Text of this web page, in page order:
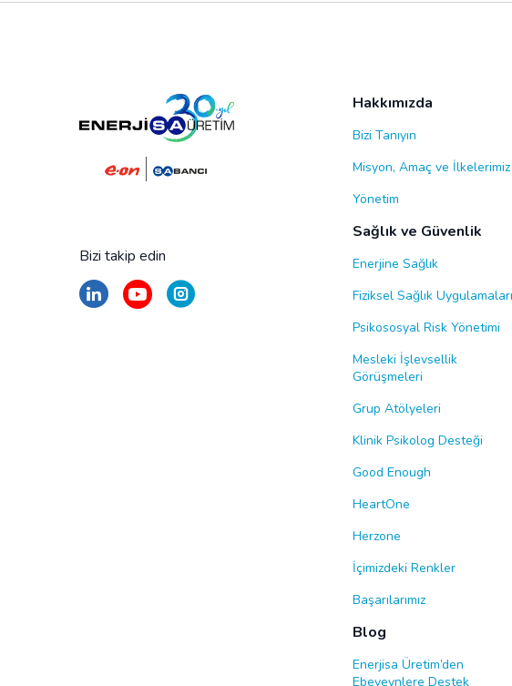
Bizi takip edin
Hakkımızda
Bizi Tanıyın
Misyon, Amaç ve İlkelerimiz
Yönetim
Sağlık ve Güvenlik
Enerjine Sağlık
Fiziksel Sağlık Uygulamaları
Psikososyal Risk Yönetimi
Mesleki İşlevsellik
Görüşmeleri
Grup Atölyeleri
Klinik Psikolog Desteği
Good Enough
HeartOne
Herzone
İçimizdeki Renkler
Başarılarımız
Blog
Enerjisa Üretim’den
Ebeveynlere Destek